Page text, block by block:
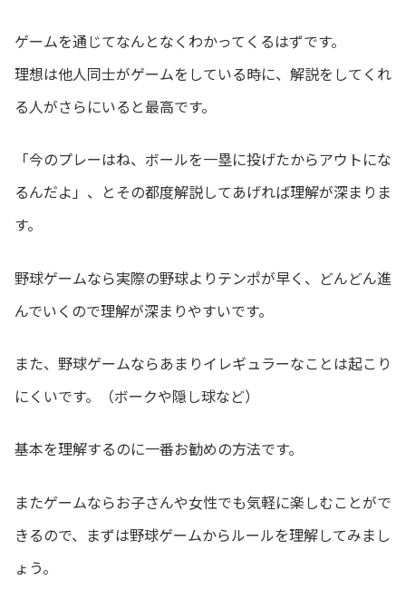
ゲームを通じてなんとなくわかってくるはずです。
理想は他人同士がゲームをしている時に、解説をしてくれ
る人がさらにいると最高です。
「今のプレーはね、ボールを一塁に投げたからアウトにな
るんだよ」、とその都度解説してあげれば理解が深まりま
す。
野球ゲームなら実際の野球よりテンポが早く、どんどん進
んでいくので理解が深まりやすいです。
また、野球ゲームならあまりイレギュラーなことは起こり
にくいです。（ボークや隠し球など）
基本を理解するのに一番お勧めの方法です。
またゲームならお子さんや女性でも気軽に楽しむことがで
きるので、まずは野球ゲームからルールを理解してみまし
ょう。